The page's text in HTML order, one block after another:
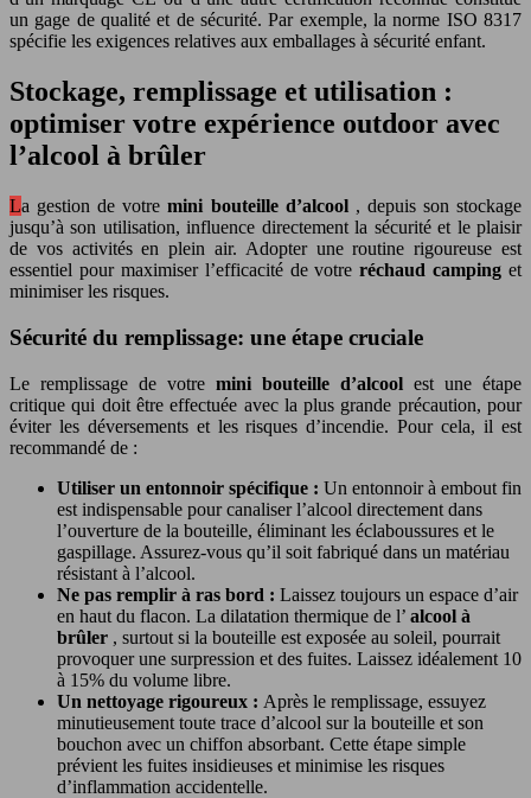
un gage de qualité et de sécurité. Par exemple, la norme ISO 8317
spécifie les exigences relatives aux emballages à sécurité enfant.
Stockage, remplissage et utilisation :
optimiser votre expérience outdoor avec
l’alcool à brûler
La gestion de votremini bouteille d’alcool , depuis son stockage
jusqu’à son utilisation, influence directement la sécurité et le plaisir
de vos activités en plein air. Adopter une routine rigoureuse est
essentiel pour maximiser l’efficacité de votreréchaud camping et
minimiser les risques.
Sécurité du remplissage: une étape cruciale
Le remplissage de votre mini bouteille d’alcool est une étape
critique qui doit être effectuée avec la plus grande précaution, pour
éviter les déversements et les risques d’incendie. Pour cela, il est
recommandé de :
Utiliser un entonnoir spécifique : Un entonnoir à embout fin
est indispensable pour canaliser l’alcool directement dans
l’ouverture de la bouteille, éliminant les éclaboussures et le
gaspillage. Assurez-vous qu’il soit fabriqué dans un matériau
résistant à l’alcool.
Ne pas remplir à ras bord : Laissez toujours un espace d’air
en haut du flacon. La dilatation thermique de l’ alcool à
brûler , surtout si la bouteille est exposée au soleil, pourrait
provoquer une surpression et des fuites. Laissez idéalement 10
à 15% du volume libre.
Un nettoyage rigoureux : Après le remplissage, essuyez
minutieusement toute trace d’alcool sur la bouteille et son
bouchon avec un chiffon absorbant. Cette étape simple
prévient les fuites insidieuses et minimise les risques
d’inflammation accidentelle.